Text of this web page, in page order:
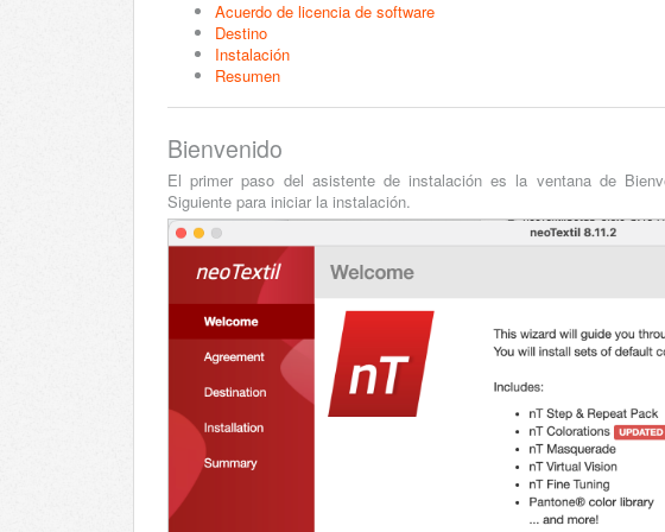
Acuerdo de licencia de software
Destino
Instalación
Resumen
Bienvenido
El primer paso del asistente de instalación es la ventana de
Siguiente para iniciar la instalación.